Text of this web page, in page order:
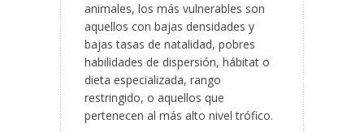
animales, los más vulnerables son
aquellos con bajas densidades y
bajas tasas de natalidad, pobres
habilidades de dispersión, hábitat o
dieta especializada, rango
restringido, o aquellos que
pertenecen al más alto nivel trófico.